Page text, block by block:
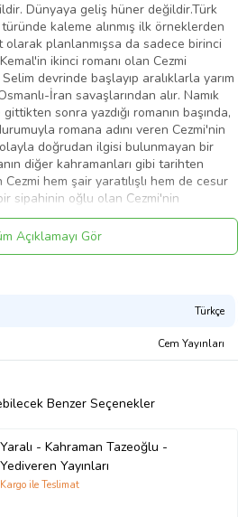
Dünyaya geliş hüner değildir.Türk
kaleme alınmış ilk örneklerden
olarak planlanmışsa da sadece birinci
ikinci romanı olan Cezmi
devrinde başlayıp aralıklarla yarım
İran savaşlarından alır. Namık
sonra yazdığı romanın başında,
romana adını veren Cezmi'nin
olayla doğrudan ilgisi bulunmayan bir
diğer kahramanları gibi tarihten
hem şair yaratılışlı hem de cesur
sipahinin oğlu olan Cezmi'nin
savaşlarında gösterdiği kahramanlıklar
dost olduğu Âdil Giray'ı esaretten
başından geçen olaylar anlatılmıştır.
ettiği Cezmi'nin şahsında biraz da
Cezmi, Osmanlı-İran savaşlarında
Özdemiroğlu Osman Paşa'nın dikkatini
bu savaşlar sırasında Kırım ordusu
tutulan Âdil Giray ile kendisine âşık
Metin)
Açıklamayı Gör
Türkçe
Cem Yayınları
Benzer Seçenekler
Yaralı - Kahraman Tazeoğlu -
Yediveren Yayınları
Kargo ile Teslimat